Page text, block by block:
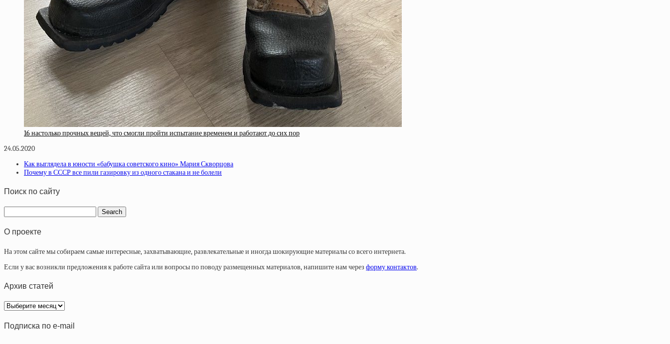
16 настолько прочных вещей, что смогли пройти испытание временем и работают до сих пор
24.05.2020
Как выглядела в юности «бабушка советского кино» Мария Скворцова
Почему в СССР все пили газировку из одного стакана и не болели
Поиск по сайту
О проекте
На этом сайте мы собираем самые интересные, захватывающие, развлекательные и иногда шокирующие материалы со всего интернета.
Если у вас возникли предложения к работе сайта или вопросы по поводу размещенных материалов, напишите нам через форму контактов.
Архив статей
Архив
статей
Подписка по e-mail